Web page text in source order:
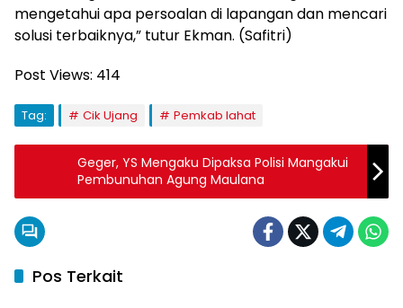
mengetahui apa persoalan di lapangan dan mencari
solusi terbaiknya,” tutur Ekman. (Safitri)
Post Views: 414
Tag: Cik Ujang Pemkab lahat
Geger, YS Mengaku Dipaksa Polisi Mangakui
Pembunuhan Agung Maulana
Pos Terkait
Berita Daerah